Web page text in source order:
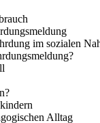
im sozialen
Alltag